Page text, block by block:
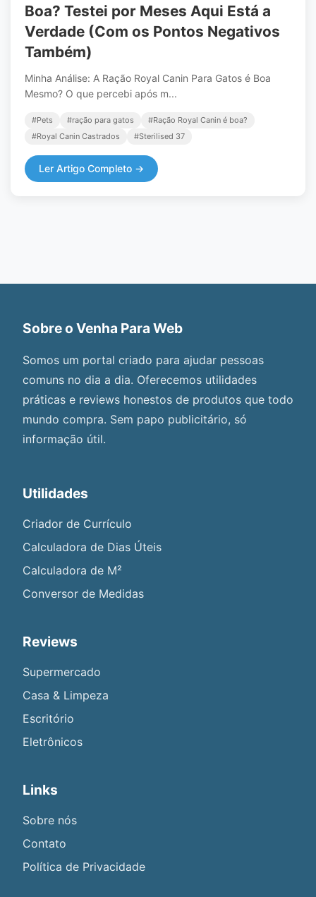
Boa? Testei por Meses Aqui Está a
Verdade (Com os Pontos Negativos
Também)
Minha Análise: A Ração Royal Canin Para Gatos é Boa
Mesmo? O que percebi após m...
#Pets #ração para gatos
#Ração Royal Canin é boa?
#Royal Canin Castrados
#Sterilised 37
Ler Artigo Completo →
Sobre o Venha Para Web
Somos um portal criado para ajudar pessoas
comuns no dia a dia. Oferecemos utilidades
práticas e reviews honestos de produtos que todo
mundo compra. Sem papo publicitário, só
informação útil.
Utilidades
Criador de Currículo
Calculadora de Dias Úteis
Calculadora de M²
Conversor de Medidas
Reviews
Supermercado
Casa & Limpeza
Escritório
Eletrônicos
Links
Sobre nós
Contato
Política de Privacidade